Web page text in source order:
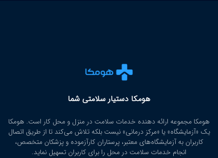
هومکا دستیار سلامتی شما
هومکا مجموعه ارائه‌ دهنده خدمات سلامت در منزل و محل کار است. هومکا
یک «آزمایشگاه» یا «مرکز درمانی» نیست بلکه تلاش می‌کند تا از طریق اتصال
کاربران به آزمایشگاه‌های معتبر، پرستاران کارآزموده و پزشکان متخصص،
انجام خدمات سلامت در محل را برای کاربران تسهیل نماید.